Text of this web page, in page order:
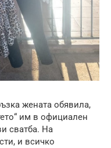
жената обявила,
им в официален
сватба. На
и всичко